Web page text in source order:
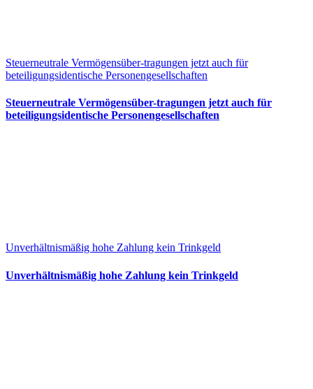
Steuerneutrale Vermögensüber-tragungen jetzt auch für
beteiligungsidentische Personengesellschaften
Steuerneutrale Vermögensüber-tragungen jetzt auch für
beteiligungsidentische Personengesellschaften
Unverhältnismäßig hohe Zahlung kein Trinkgeld
Unverhältnismäßig hohe Zahlung kein Trinkgeld